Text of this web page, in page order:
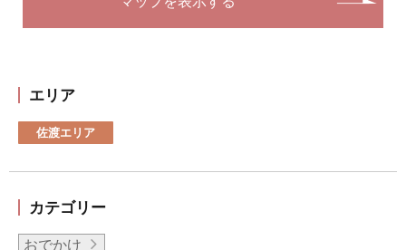
エリア
佐渡エリア
カテゴリー
おでかけ